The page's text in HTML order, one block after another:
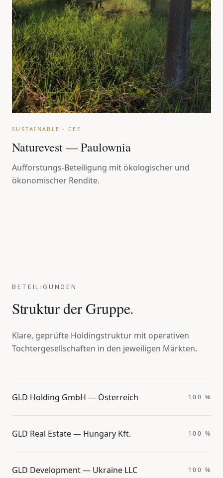
SUSTAINABLE · CEE
Naturevest — Paulownia
Aufforstungs-Beteiligung mit ökologischer und
ökonomischer Rendite.
BETEILIGUNGEN
Struktur der Gruppe.
Klare, geprüfte Holdingstruktur mit operativen
Tochtergesellschaften in den jeweiligen Märkten.
GLD Holding GmbH — Österreich 100 %
GLD Real Estate — Hungary Kft. 100 %
GLD Development — Ukraine LLC 100 %